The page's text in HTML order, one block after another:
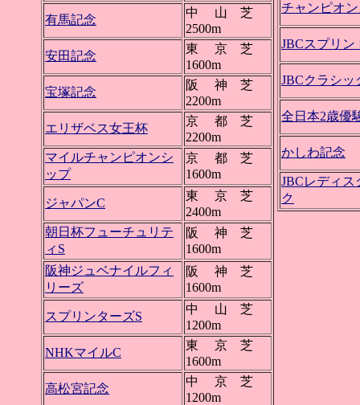
有馬記念
中 山 芝
2500m
安田記念
東 京 芝
1600m
宝塚記念
阪 神 芝
2200m
エリザベス女王杯
京 都 芝
2200m
マイルチャンピオンシ
ップ
京 都 芝
1600m
ジャパンC
東 京 芝
2400m
朝日杯フューチュリテ
ィS
阪 神 芝
1600m
阪神ジュベナイルフィ
リーズ
阪 神 芝
1600m
スプリンターズS
中 山 芝
1200m
NHKマイルC
東 京 芝
1600m
高松宮記念
中 京 芝
1200m
チャンピオ
JBCスプリン
JBCクラシッ
全日本2歳優
かしわ記念
JBCレディス
ク